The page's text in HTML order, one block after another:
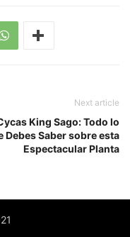
Next article
King Sago: Todo lo
Debes Saber sobre esta
Espectacular Planta